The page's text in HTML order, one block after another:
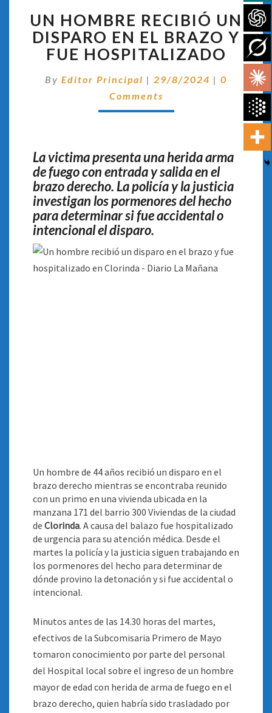
HOMBRE
RECIBIÓ
UN
DISPARO
EL
BRAZO
Y
UN HOMBRE RECIBIÓ UN
DISPARO EN EL BRAZO Y
FUE HOSPITALIZADO
By Editor Principal | 29/8/2024 | 0
Comments
La victima presenta una herida arma
de fuego con entrada y salida en el
brazo derecho. La policía y la justicia
investigan los pormenores del hecho
para determinar si fue accidental o
intencional el disparo.
Un hombre de 44 años recibió un disparo en el
brazo derecho mientras se encontraba reunido
con un primo en una vivienda ubicada en la
manzana 171 del barrio 300 Viviendas de la ciudad
de Clorinda. A causa del balazo fue hospitalizado
de urgencia para su atención médica. Desde el
martes la policía y la justicia siguen trabajando en
los pormenores del hecho para determinar de
dónde provino la detonación y si fue accidental o
intencional.
Minutos antes de las 14.30 horas del martes,
efectivos de la Subcomisaria Primero de Mayo
tomaron conocimiento por parte del personal
del Hospital local sobre el ingreso de un hombre
mayor de edad con herida de arma de fuego en el
brazo derecho, quien habría sido trasladado por